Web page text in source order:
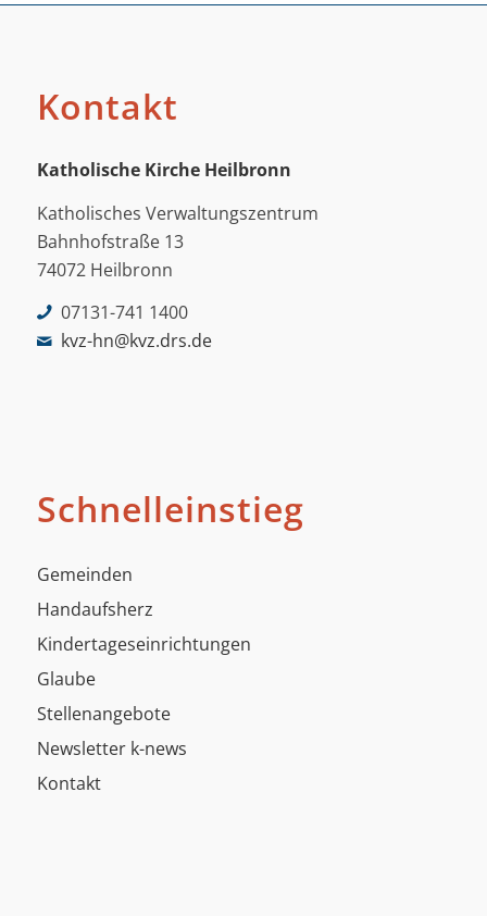
Kontakt
Katholische Kirche Heilbronn
Katholisches Verwaltungszentrum
Bahnhofstraße 13
74072 Heilbronn
07131-741 1400
kvz-hn@kvz.drs.de
Schnelleinstieg
Gemeinden
Handaufsherz
Kindertageseinrichtungen
Glaube
Stellenangebote
Newsletter k-news
Kontakt